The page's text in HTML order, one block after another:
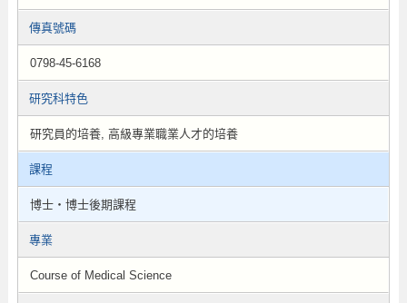
傳真號碼
0798-45-6168
研究科特色
研究員的培養, 高級專業職業人才的培養
課程
博士・博士後期課程
專業
Course of Medical Science